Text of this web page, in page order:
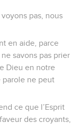
pas, nous
en aide, parce
savons pas prier
Dieu en notre
parole ne peut
ce que l’Esprit
des croyants,